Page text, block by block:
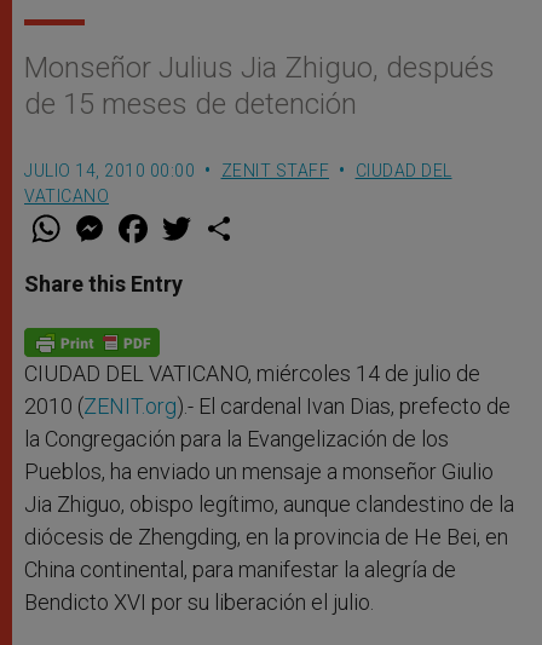
Monseñor Julius Jia Zhiguo, después
de 15 meses de detención
JULIO 14, 2010 00:00 ZENIT STAFF
CIUDAD DEL
VATICANO
W
t
s
p
p
M
e
s
e
g
e
r
F
a
e
b
o
k
w
Share this Entry
CIUDAD DEL VATICANO, miércoles 14 de julio de
2010 (ZENIT.org).- El cardenal Ivan Dias, prefecto de
la Congregación para la Evangelización de los
Pueblos, ha enviado un mensaje a monseñor Giulio
Jia Zhiguo, obispo legítimo, aunque clandestino de la
diócesis de Zhengding, en la provincia de He Bei, en
China continental, para manifestar la alegría de
Bendicto XVI por su liberación el julio.